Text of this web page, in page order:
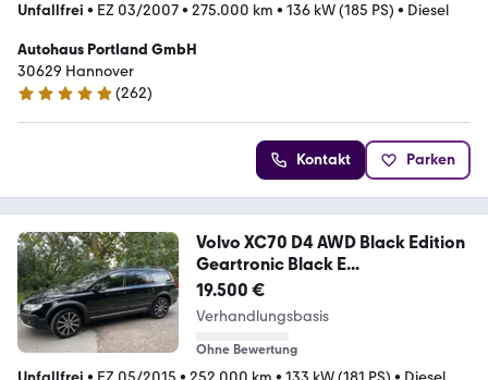
Unfallfrei • EZ 03/2007• 275.000 km • 136 kW (185 PS) • Diesel
Autohaus Portland GmbH
30629 Hannover
4.8 Sterne
(262)
Kontakt Parken
Volvo XC70 D4 AWD Black Edition
Geartronic Black E...
19.500 €
Verhandlungsbasis
Ohne Bewertung